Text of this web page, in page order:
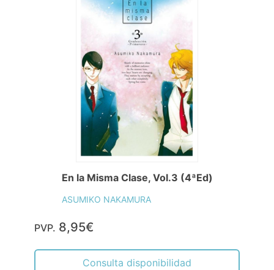
En la Misma Clase, Vol.3 (4ªEd)
ASUMIKO NAKAMURA
PVP. 8,95€
Consulta disponibilidad